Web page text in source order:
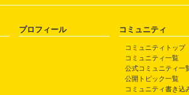
プロフィール コミュニティ
コミュニティトップ
コミュニティ一覧
公式コミュニティ一
公開トピック一覧
コミュニティ書き込